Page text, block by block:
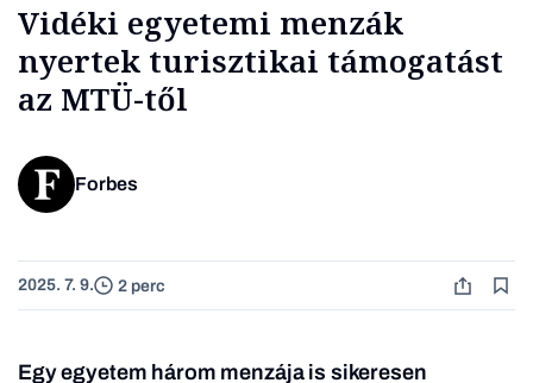
Vidéki egyetemi menzák
nyertek turisztikai támogatást
az MTÜ-től
Forbes
2025. 7. 9. 2 perc
Egy egyetem három menzája is sikeresen